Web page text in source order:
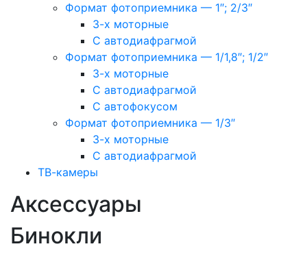
Формат фотоприемника — 1″; 2/3″
3-х моторные
С автодиафрагмой
Формат фотоприемника — 1/1,8″; 1/2″
3-х моторные
С автодиафрагмой
С автофокусом
Формат фотоприемника — 1/3″
3-х моторные
С автодиафрагмой
ТВ-камеры
Аксессуары
Бинокли